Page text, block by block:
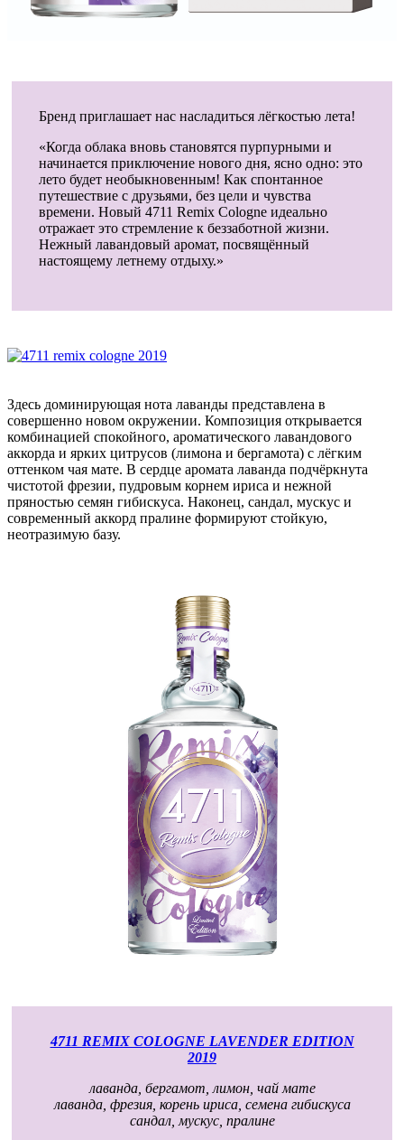
Бренд приглашает нас насладиться лёгкостью лета!
«Когда облака вновь становятся пурпурными и
начинается приключение нового дня, ясно одно: это
лето будет необыкновенным! Как спонтанное
путешествие с друзьями, без цели и чувства
времени. Новый 4711 Remix Cologne идеально
отражает это стремление к беззаботной жизни.
Нежный лавандовый аромат, посвящённый
настоящему летнему отдыху.»
Здесь доминирующая нота лаванды представлена в
совершенно новом окружении. Композиция открывается
комбинацией спокойного, ароматического лавандового
аккорда и ярких цитрусов (лимона и бергамота) с лёгким
оттенком чая мате. В сердце аромата лаванда подчёркнута
чистотой фрезии, пудровым корнем ириса и нежной
пряностью семян гибискуса. Наконец, сандал, мускус и
современный аккорд пралине формируют стойкую,
неотразимую базу.
4711 REMIX COLOGNE LAVENDER EDITION
2019
лаванда, бергамот, лимон, чай мате
лаванда, фрезия, корень ириса, семена гибискуса
сандал, мускус, пралине